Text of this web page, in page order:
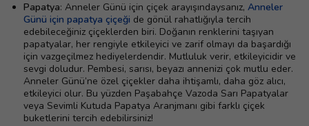
Papatya: Anneler Günü için çiçek arayışındaysanız, Anneler
Günü için papatya çiçeği de gönül rahatlığıyla tercih
edebileceğiniz çiçeklerden biri. Doğanın renklerini taşıyan
papatyalar, her rengiyle etkileyici ve zarif olmayı da başardığı
için vazgeçilmez hediyelerdendir. Mutluluk verir, etkileyicidir ve
sevgi doludur. Pembesi, sarısı, beyazı annenizi çok mutlu eder.
Anneler Günü’ne özel çiçekler daha ihtişamlı, daha göz alıcı,
etkileyici olur. Bu yüzden Paşabahçe Vazoda Sarı Papatyalar
veya Sevimli Kutuda Papatya Aranjmanı gibi farklı çiçek
buketlerini tercih edebilirsiniz!